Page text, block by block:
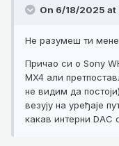
On 6/18/2025 at
Не разумеш ти
Причао си о Sony
MX4 али
не видим да
везују на уређајe
какав интерни